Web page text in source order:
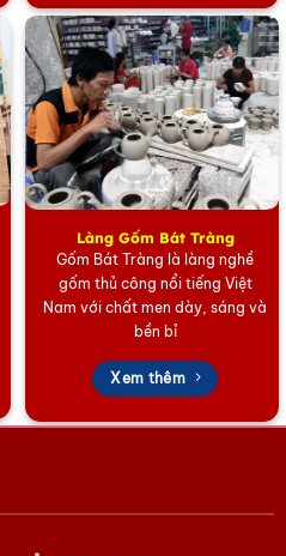
Làng Gốm Bát Tràng
Gốm Bát Tràng là làng nghề
gốm thủ công nổi tiếng Việt
Nam với chất men dày, sáng và
bền bỉ
Xem thêm